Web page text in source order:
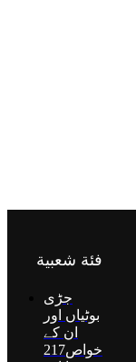
فئة شعبية
جڑی
بوٹیاں اور
ان کے
خواص217